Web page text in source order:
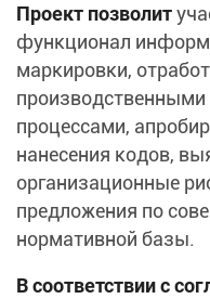
Проект позволит
функционал
маркировки,
производственными
процессами,
нанесения кодов,
организационные
предложения по
нормативной базы.
В соответствии с